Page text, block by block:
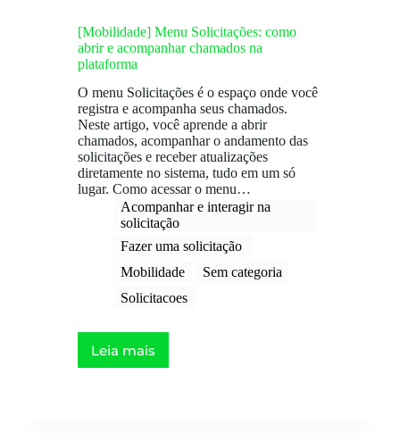
[Mobilidade] Menu Solicitações: como
abrir e acompanhar chamados na
plataforma
O menu Solicitações é o espaço onde você
registra e acompanha seus chamados.
Neste artigo, você aprende a abrir
chamados, acompanhar o andamento das
solicitações e receber atualizações
diretamente no sistema, tudo em um só
lugar. Como acessar o menu…
Acompanhar e interagir na
solicitação​
Fazer uma solicitação ​
Mobilidade
Sem categoria
Solicitacoes
Leia mais